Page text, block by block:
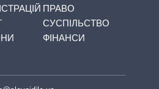
ПРАВО
СУСПІЛЬСТВО
ФІНАНСИ